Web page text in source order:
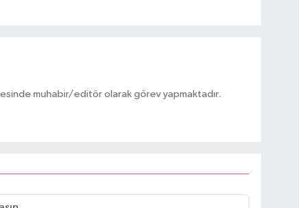
muhabir/editör olarak görev yapmaktadır.